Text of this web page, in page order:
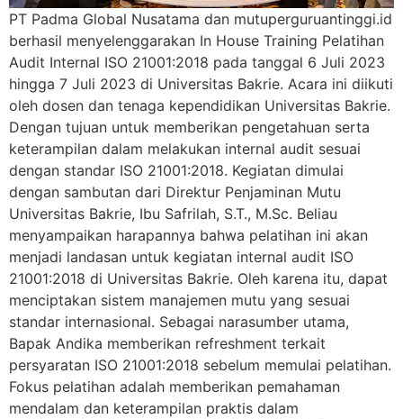
PT Padma Global Nusatama dan mutuperguruantinggi.id
berhasil menyelenggarakan In House Training Pelatihan
Audit Internal ISO 21001:2018 pada tanggal 6 Juli 2023
hingga 7 Juli 2023 di Universitas Bakrie. Acara ini diikuti
oleh dosen dan tenaga kependidikan Universitas Bakrie.
Dengan tujuan untuk memberikan pengetahuan serta
keterampilan dalam melakukan internal audit sesuai
dengan standar ISO 21001:2018. Kegiatan dimulai
dengan sambutan dari Direktur Penjaminan Mutu
Universitas Bakrie, Ibu Safrilah, S.T., M.Sc. Beliau
menyampaikan harapannya bahwa pelatihan ini akan
menjadi landasan untuk kegiatan internal audit ISO
21001:2018 di Universitas Bakrie. Oleh karena itu, dapat
menciptakan sistem manajemen mutu yang sesuai
standar internasional. Sebagai narasumber utama,
Bapak Andika memberikan refreshment terkait
persyaratan ISO 21001:2018 sebelum memulai pelatihan.
Fokus pelatihan adalah memberikan pemahaman
mendalam dan keterampilan praktis dalam